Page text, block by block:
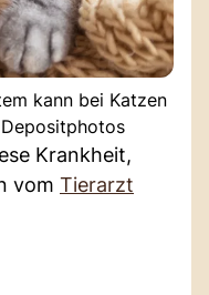
kann bei Katzen
Krankheit,
vom Tierarzt